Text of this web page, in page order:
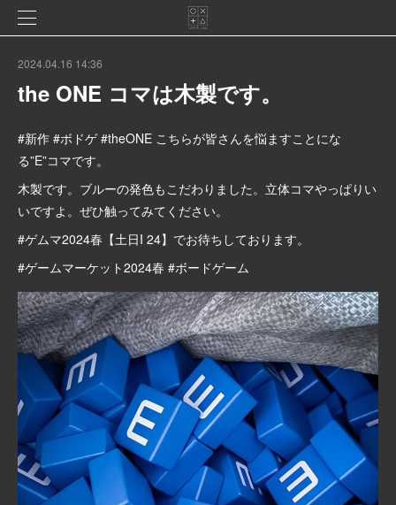
2024.04.16 14:36
the ONE コマは木製です。
#新作 #ボドゲ #theONE こちらが皆さんを悩ますことにな
る”E”コマです。
木製です。ブルーの発色もこだわりました。立体コマやっぱりい
いですよ。ぜひ触ってみてください。
#ゲムマ2024春【土日I 24】でお待ちしております。
#ゲームマーケット2024春 #ボードゲーム